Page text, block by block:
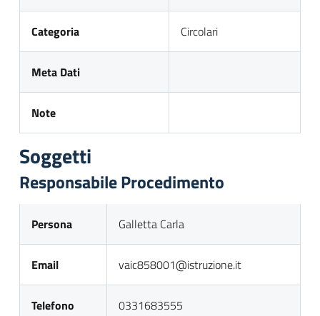
Categoria Circolari
Meta Dati
Note
Soggetti
Responsabile Procedimento
Persona Galletta Carla
Email vaic858001@istruzione.it
Telefono 0331683555